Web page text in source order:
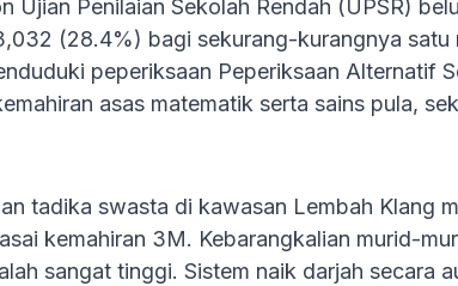
Penilaian Sekolah Rendah (UPSR)
(28.4%) bagi sekurang-kurangnya satu
peperiksaan Peperiksaan Alternatif
asas matematik serta sains pula,
tadika swasta di kawasan Lembah Klang
kemahiran 3M. Kebarangkalian murid-
sangat tinggi. Sistem naik darjah secara